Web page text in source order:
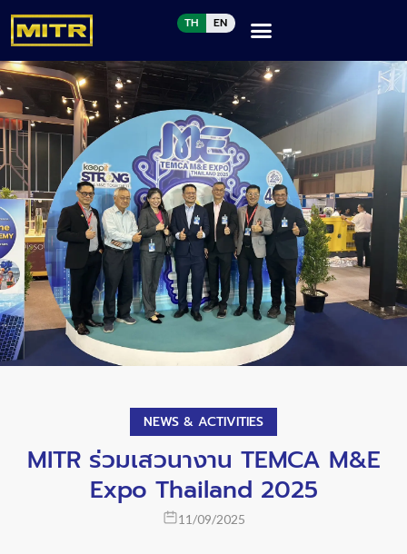
TH EN
NEWS & ACTIVITIES
MITR ร่วมเสวนางาน TEMCA M&E
Expo Thailand 2025
11/09/2025